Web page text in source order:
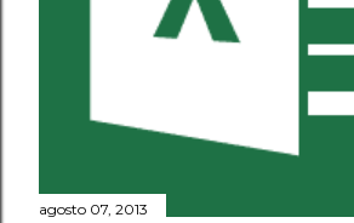
agosto 07, 2013